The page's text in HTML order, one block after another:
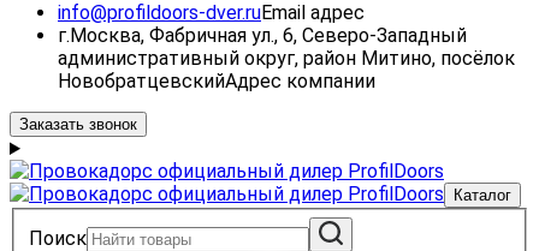
info@profildoors-dver.ruEmail адрес
г.Москва, Фабричная ул., 6, Северо-Западный
административный округ, район Митино, посёлок
НовобратцевскийАдрес компании
Заказать звонок
Каталог
Поиск